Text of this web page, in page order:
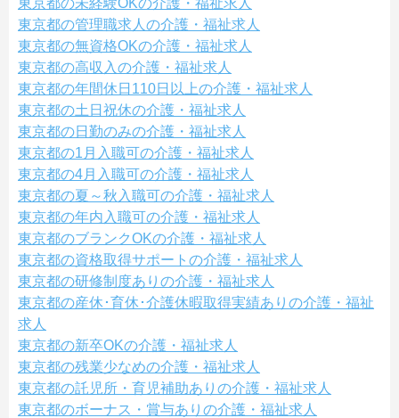
東京都の管理職求人の介護・福祉求人
東京都の無資格OKの介護・福祉求人
東京都の高収入の介護・福祉求人
東京都の年間休日110日以上の介護・福祉求人
東京都の土日祝休の介護・福祉求人
東京都の日勤のみの介護・福祉求人
東京都の1月入職可の介護・福祉求人
東京都の4月入職可の介護・福祉求人
東京都の夏～秋入職可の介護・福祉求人
東京都の年内入職可の介護・福祉求人
東京都のブランクOKの介護・福祉求人
東京都の資格取得サポートの介護・福祉求人
東京都の研修制度ありの介護・福祉求人
東京都の産休･育休･介護休暇取得実績ありの介護・福祉
求人
東京都の新卒OKの介護・福祉求人
東京都の残業少なめの介護・福祉求人
東京都の託児所・育児補助ありの介護・福祉求人
東京都のボーナス・賞与ありの介護・福祉求人